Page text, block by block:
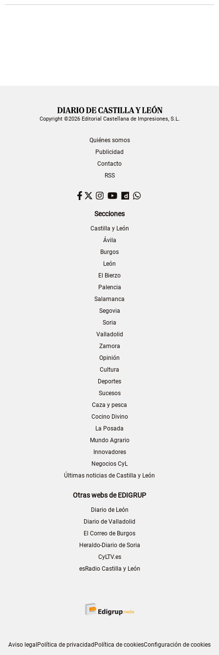
Copyright ©2026 Editorial Castellana de Impresiones, S.L.
Quiénes somos
Publicidad
Contacto
RSS
Facebook
TwitterInstagram
YouTubeDailymotion
Secciones
Castilla y León
Ávila
Burgos
León
El Bierzo
Palencia
Salamanca
Segovia
Soria
Valladolid
Zamora
Opinión
Cultura
Deportes
Sucesos
Caza y pesca
Cocino Divino
La Posada
Mundo Agrario
Innovadores
Negocios CyL
Últimas noticias de Castilla y León
Otras webs de EDIGRUP
Diario de León
Diario de Valladolid
El Correo de Burgos
Heraldo-Diario de Soria
CyLTV.es
esRadio Castilla y León
Aviso legalPolítica de privacidadPolítica de cookiesConfiguración de cookies